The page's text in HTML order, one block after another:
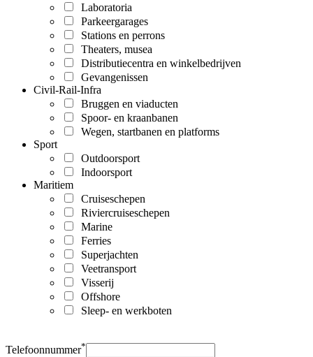
Laboratoria
Parkeergarages
Stations en perrons
Theaters, musea
Distributiecentra en winkelbedrijven
Gevangenissen
Civil-Rail-Infra
Bruggen en viaducten
Spoor- en kraanbanen
Wegen, startbanen en platforms
Sport
Outdoorsport
Indoorsport
Maritiem
Cruiseschepen
Riviercruiseschepen
Marine
Ferries
Superjachten
Veetransport
Visserij
Offshore
Sleep- en werkboten
Telefoonnummer*